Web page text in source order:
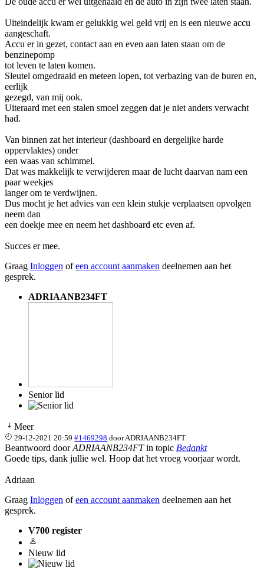
Uiteindelijk kwam er gelukkig wel geld vrij en is een nieuwe accu
aangeschaft.
Accu er in gezet, contact aan en even aan laten staan om de
benzinepomp
tot leven te laten komen.
Sleutel omgedraaid en meteen lopen, tot verbazing van de buren en,
eerlijk
gezegd, van mij ook.
Uiteraard met een stalen smoel zeggen dat je niet anders verwacht
had.
Van binnen zat het interieur (dashboard en dergelijke harde
oppervlaktes) onder
een waas van schimmel.
Dat was makkelijk te verwijderen maar de lucht daarvan nam een
paar weekjes
langer om te verdwijnen.
Dus mocht je het advies van een klein stukje verplaatsen opvolgen
neem dan
een doekje mee en neem het dashboard etc even af.
Succes er mee.
Graag Inloggen ofeen account aanmaken deelnemen aan het
gesprek.
ADRIAANB234FT
Senior lid
Meer
29-12-2021 20:59 #1469298 doorADRIAANB234FT
Beantwoord doorADRIAANB234FTin topic Bedankt
Goede tips, dank jullie wel. Hoop dat het vroeg voorjaar wordt.
Adriaan
Graag Inloggen ofeen account aanmaken deelnemen aan het
gesprek.
V700 register
Nieuw lid